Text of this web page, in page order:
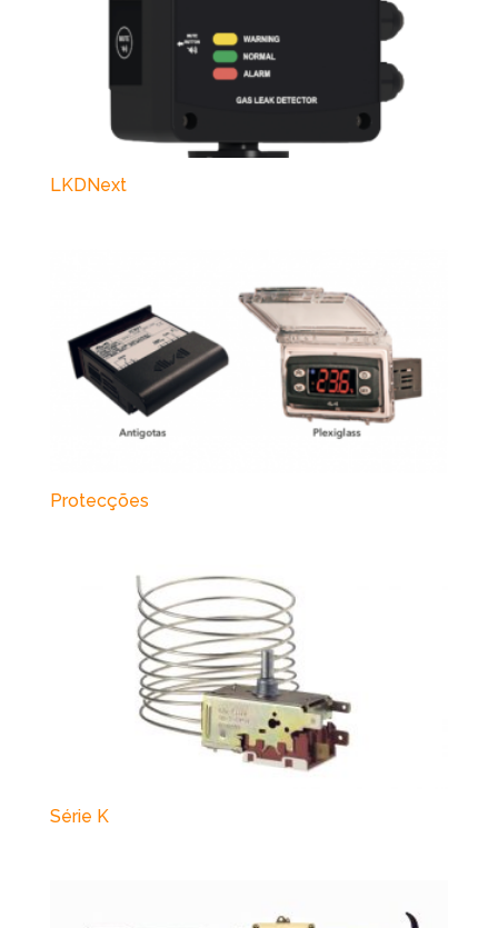
LKDNext
Protecções
Série K